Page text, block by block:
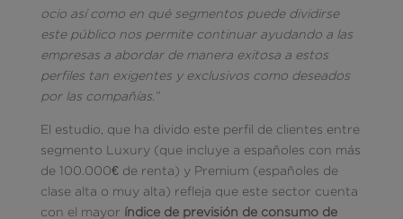
ocio así como en qué segmentos puede dividirse
este público nos permite continuar ayudando a las
empresas a abordar de manera exitosa a estos
perfiles tan exigentes y exclusivos como deseados
por las compañías.”
El estudio, que ha divido este perfil de clientes entre
segmento Luxury (que incluye a españoles con más
de 100.000€ de renta) y Premium (españoles de
clase alta o muy alta) refleja que este sector cuenta
con el mayor índice de previsión de consumo de